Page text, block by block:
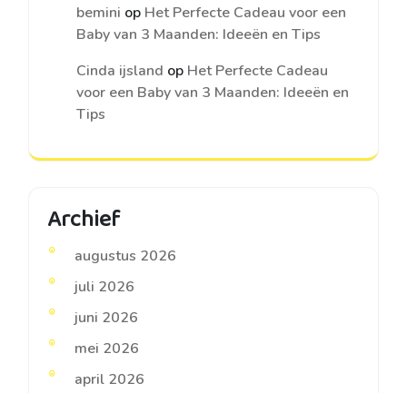
bemini op Het Perfecte Cadeau voor een
Baby van 3 Maanden: Ideeën en Tips
Cinda ijsland op Het Perfecte Cadeau
voor een Baby van 3 Maanden: Ideeën en
Tips
Archief
augustus 2026
juli 2026
juni 2026
mei 2026
april 2026